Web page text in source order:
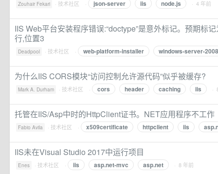
Zouhair Fekari · 技术社区 · json-server iis node.js · 4 年前
IIS Web平台安装程序错误:“doctype”是意外标记。预期标
行,位置3
Deadpool · 技术社区 · web-platform-installer windows-server-2008
为什么IIS CORS模块“访问控制允许源代码”似乎被缓存?
Mark A. Durham · 技术社区 · cors header caching iis ·
托管在IIS/Asp中时的HttpClient证书。NET应用程序不工作
Fabio Avila · 技术社区 · x509certificate httpclient iis
IIS未在Visual Studio 2017中运行项目
Enes · 技术社区 · iis asp.net-mvc asp.net · 8 年前